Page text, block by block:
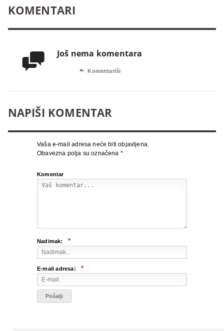
KOMENTARI
 Još nema komentara
 Komentariši
NAPIŠI KOMENTAR
Vaša e-mail adresa neće biti objavljena.
Obavezna polja su označena *
Komentar
Nadimak: *
E-mail adresa: *